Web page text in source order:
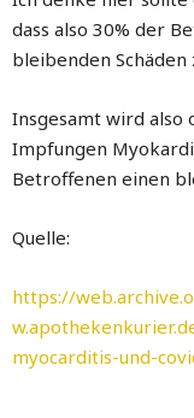
dass also 30% der
bleibenden
Insgesamt wird also
Impfungen
Betroffenen einen
Quelle:
https://
myocarditis-und-